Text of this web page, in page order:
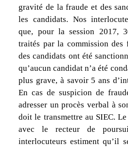
gravité de la fraude et des
les candidats. Nos
que, pour la session 2017,
traités par la commission des
des candidats ont été
qu’aucun candidat n’a été
plus grave, à savoir 5 ans
En cas de suspicion de
adresser un procès verbal à
doit le transmettre au SIEC.
avec le recteur de
interlocuteurs estiment qu’il